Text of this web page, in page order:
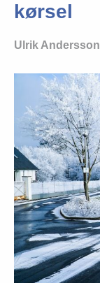
kørsel
Ulrik Andersson